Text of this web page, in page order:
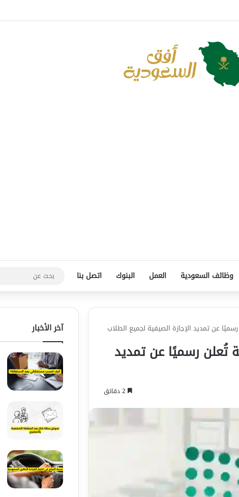
وظائف السعودية العمل البنوك اتصل بنا
عن تمديد الإجازة الصيفية لجميع الطلاب
تُعلن رسميًا عن تمديد
آخر الأخبار